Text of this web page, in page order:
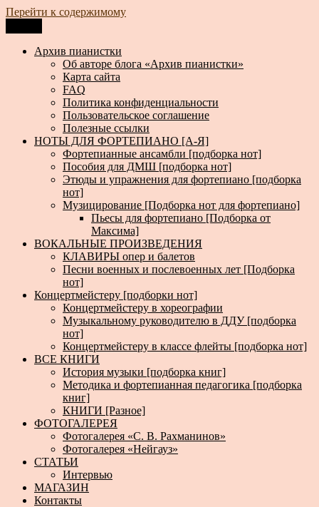
Перейти к содержимому
Архив пианистки
Всё для пианистов: ноты, книги, музыка, статьи…
Архив пианистки
Об авторе блога «Архив пианистки»
Карта сайта
FAQ
Политика конфиденциальности
Пользовательское соглашение
Полезные ссылки
НОТЫ ДЛЯ ФОРТЕПИАНО [А-Я]
Фортепианные ансамбли [подборка нот]
Пособия для ДМШ [подборка нот]
Этюды и упражнения для фортепиано [подборка
нот]
Музицирование [Подборка нот для фортепиано]
Пьесы для фортепиано [Подборка от
Максима]
ВОКАЛЬНЫЕ ПРОИЗВЕДЕНИЯ
КЛАВИРЫ опер и балетов
Песни военных и послевоенных лет [Подборка
нот]
Концертмейстеру [подборки нот]
Концертмейстеру в хореографии
Музыкальному руководителю в ДДУ [подборка
нот]
Концертмейстеру в классе флейты [подборка нот]
ВСЕ КНИГИ
История музыки [подборка книг]
Методика и фортепианная педагогика [подборка
книг]
КНИГИ [Разное]
ФОТОГАЛЕРЕЯ
Фотогалерея «С. В. Рахманинов»
Фотогалерея «Нейгауз»
СТАТЬИ
Интервью
МАГАЗИН
Контакты